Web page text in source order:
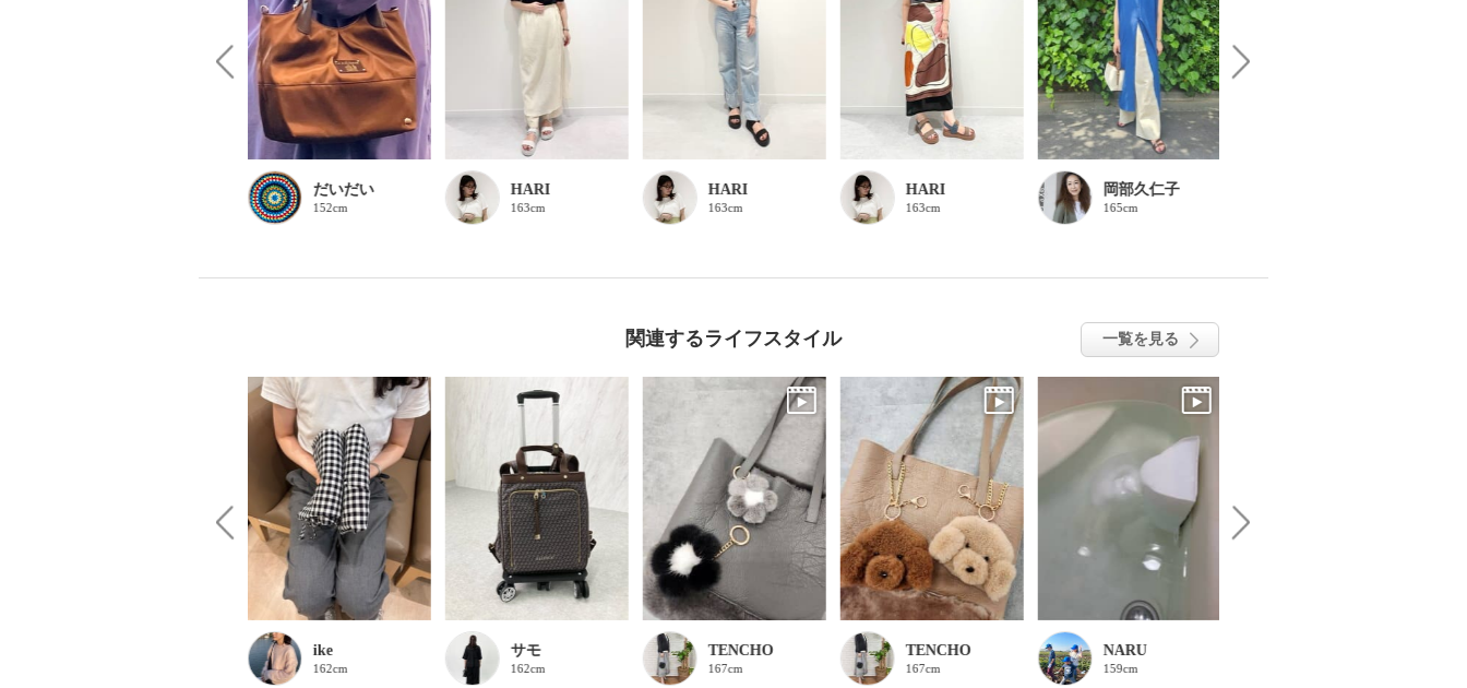
だいだい
152cm
HARI
163cm
HARI
163cm
HARI
163cm
岡部久仁子
165cm
関連するライフスタイル 一覧を見る
ike
162cm
サモ
162cm
TENCHO
167cm
TENCHO
167cm
NARU
159cm